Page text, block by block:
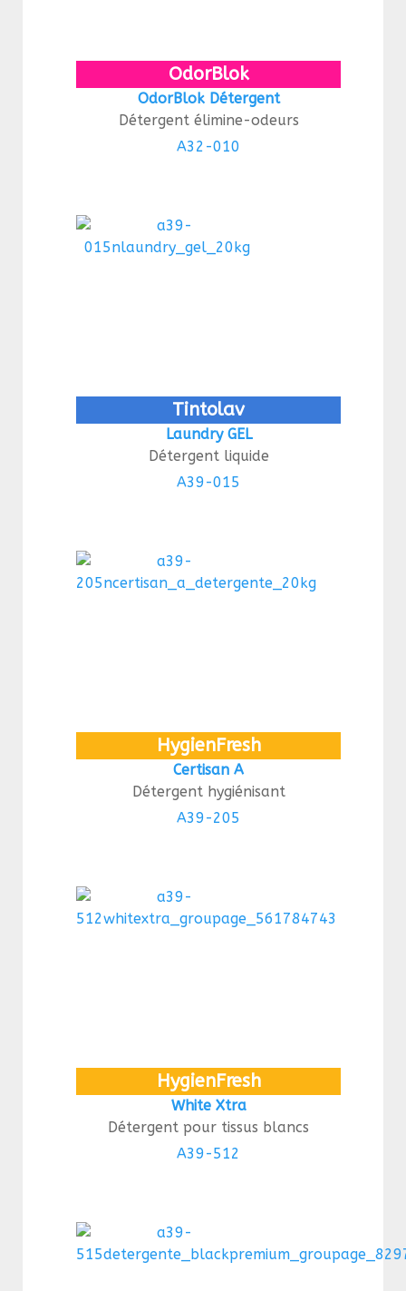
OdorBlok
OdorBlok Détergent
Détergent élimine-odeurs
A32-010
Tintolav
Laundry GEL
Détergent liquide
A39-015
HygienFresh
Certisan A
Détergent hygiénisant
A39-205
HygienFresh
White Xtra
Détergent pour tissus blancs
A39-512